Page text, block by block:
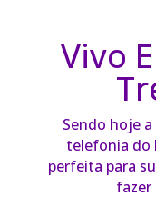
Vivo
Sendo hoje
telefonia do
perfeita para
fazer